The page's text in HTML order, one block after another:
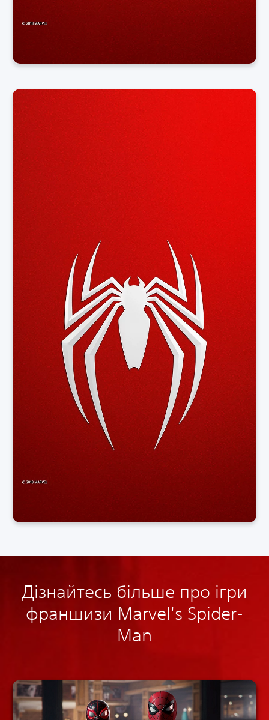
Дізнайтесь більше про ігри
франшизи Marvel's Spider-
Man